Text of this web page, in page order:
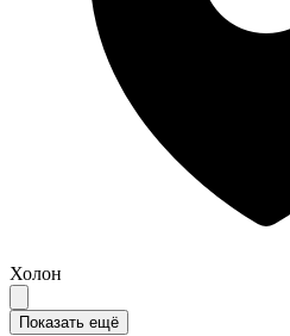
Холон
Показать ещё